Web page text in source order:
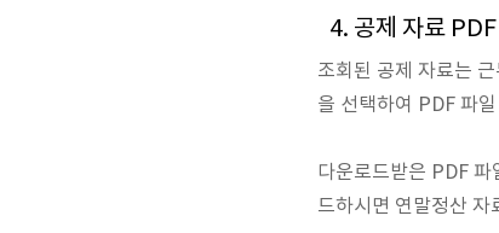
4. 공제 자료
조회된 공제 자료는
을 선택하여 PDF 파
다운로드받은 PDF 파
드하시면 연말정산 자